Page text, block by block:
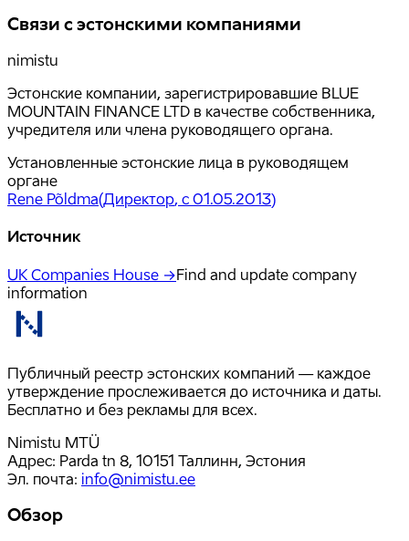
Связи с эстонскими компаниями
nimistu
Эстонские компании, зарегистрировавшие BLUE
MOUNTAIN FINANCE LTD в качестве собственника,
учредителя или члена руководящего органа.
Установленные эстонские лица в руководящем
органе
Rene Põldma(Директор, с 01.05.2013)
Источник
UK Companies House →Find and update company
information
Публичный реестр эстонских компаний — каждое
утверждение прослеживается до источника и даты.
Бесплатно и без рекламы для всех.
Nimistu MTÜ
Адрес: Parda tn 8, 10151 Таллинн, Эстония
Эл. почта: info@nimistu.ee
Обзор